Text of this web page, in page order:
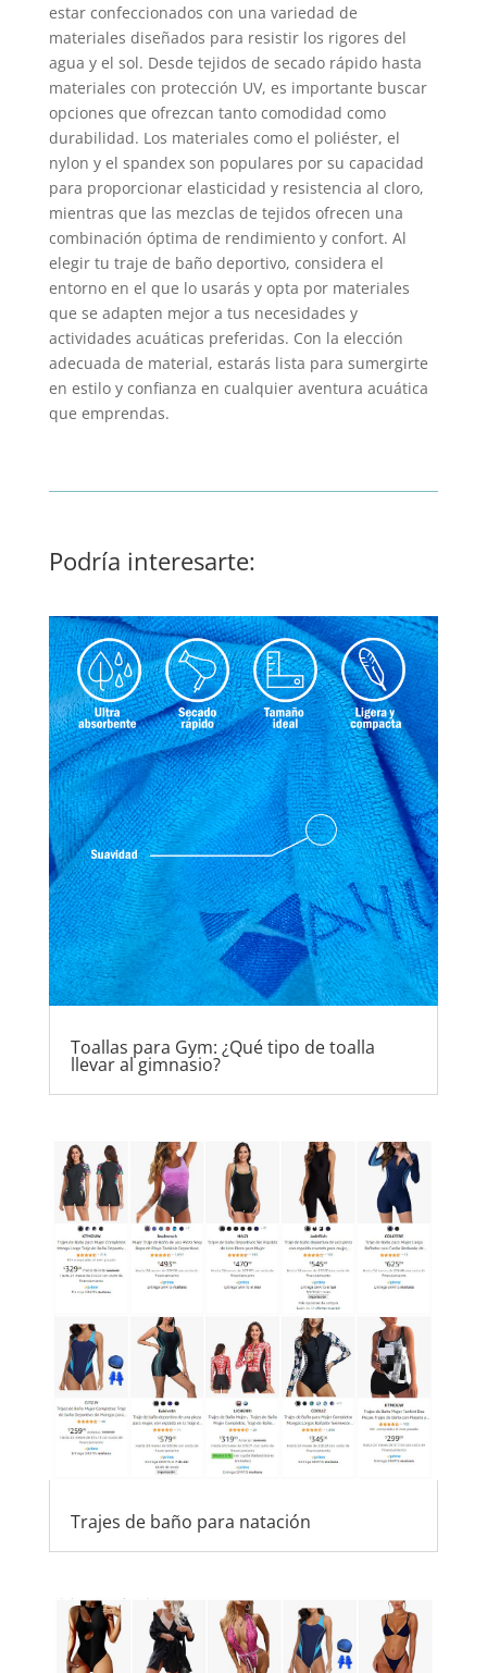
estar confeccionados con una variedad de
materiales diseñados para resistir los rigores del
agua y el sol. Desde tejidos de secado rápido hasta
materiales con protección UV, es importante buscar
opciones que ofrezcan tanto comodidad como
durabilidad. Los materiales como el poliéster, el
nylon y el spandex son populares por su capacidad
para proporcionar elasticidad y resistencia al cloro,
mientras que las mezclas de tejidos ofrecen una
combinación óptima de rendimiento y confort. Al
elegir tu traje de baño deportivo, considera el
entorno en el que lo usarás y opta por materiales
que se adapten mejor a tus necesidades y
actividades acuáticas preferidas. Con la elección
adecuada de material, estarás lista para sumergirte
en estilo y confianza en cualquier aventura acuática
que emprendas.
Podría interesarte:
Toallas para Gym: ¿Qué tipo de toalla
llevar al gimnasio?
Trajes de baño para natación